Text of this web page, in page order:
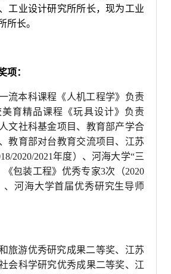
工业设计研究所所长，现为工业
所长。
项：
流本科课程《人机工程学》负责
育精品课程《玩具设计》负责
文社科基金项目、教育部产学合
教育部对台教育交流项目、江苏
2020/2021年度）、河海大学“三
《包装工程》优秀专家3次（2020
、河海大学首届优秀研究生导师
旅游优秀研究成果二等奖、江苏
会科学研究优秀成果二等奖、江